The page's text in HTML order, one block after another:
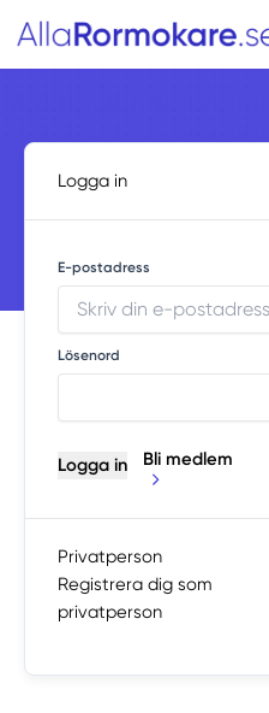
Logga in
E-postadress
Lösenord
Logga in Bli medlem
Privatperson
Registrera dig som
privatperson